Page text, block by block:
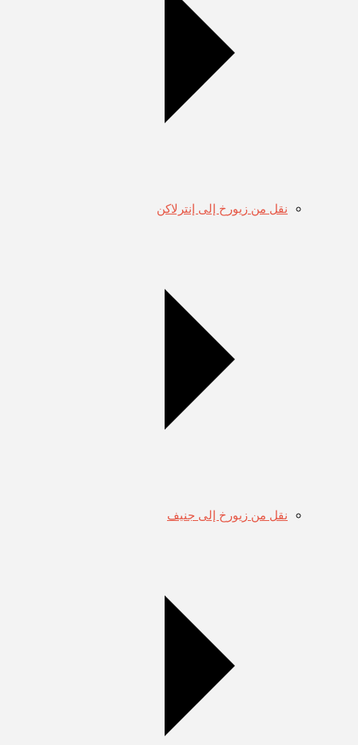
نقل من زيورخ إلى إنترلاكن
نقل من زيورخ إلى جنيف